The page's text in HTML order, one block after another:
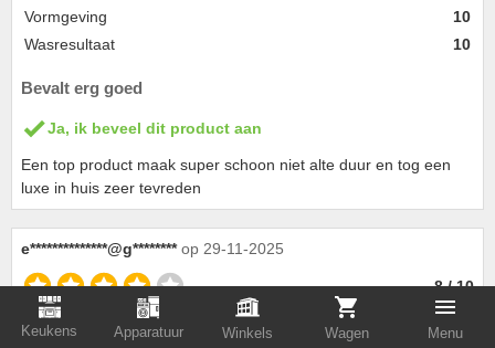
Keukens Apparatuur Winkels Wagen Menu
Vormgeving
10
Wasresultaat
10
Bevalt erg goed
Ja, ik beveel dit product aan
Een top product maak super schoon niet alte duur en tog een
luxe in huis zeer tevreden
e**************@g******** op 29-11-2025
8 / 10
Gebruiksgemak
8